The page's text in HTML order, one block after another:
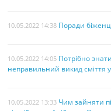
10.05.2022 14:38 Поради
10.05.2022 14:05 Потрібно
неправильний викид сміття
10.05.2022 13:33 Чим зайняти